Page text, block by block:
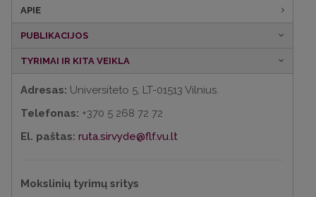
APIE
PUBLIKACIJOS
TYRIMAI IR KITA VEIKLA
Adresas: Universiteto 5, LT-01513 Vilnius.
Telefonas: +370 5 268 72 72
El. paštas: ruta.sirvyde@flf.vu.lt
Mokslinių tyrimų sritys